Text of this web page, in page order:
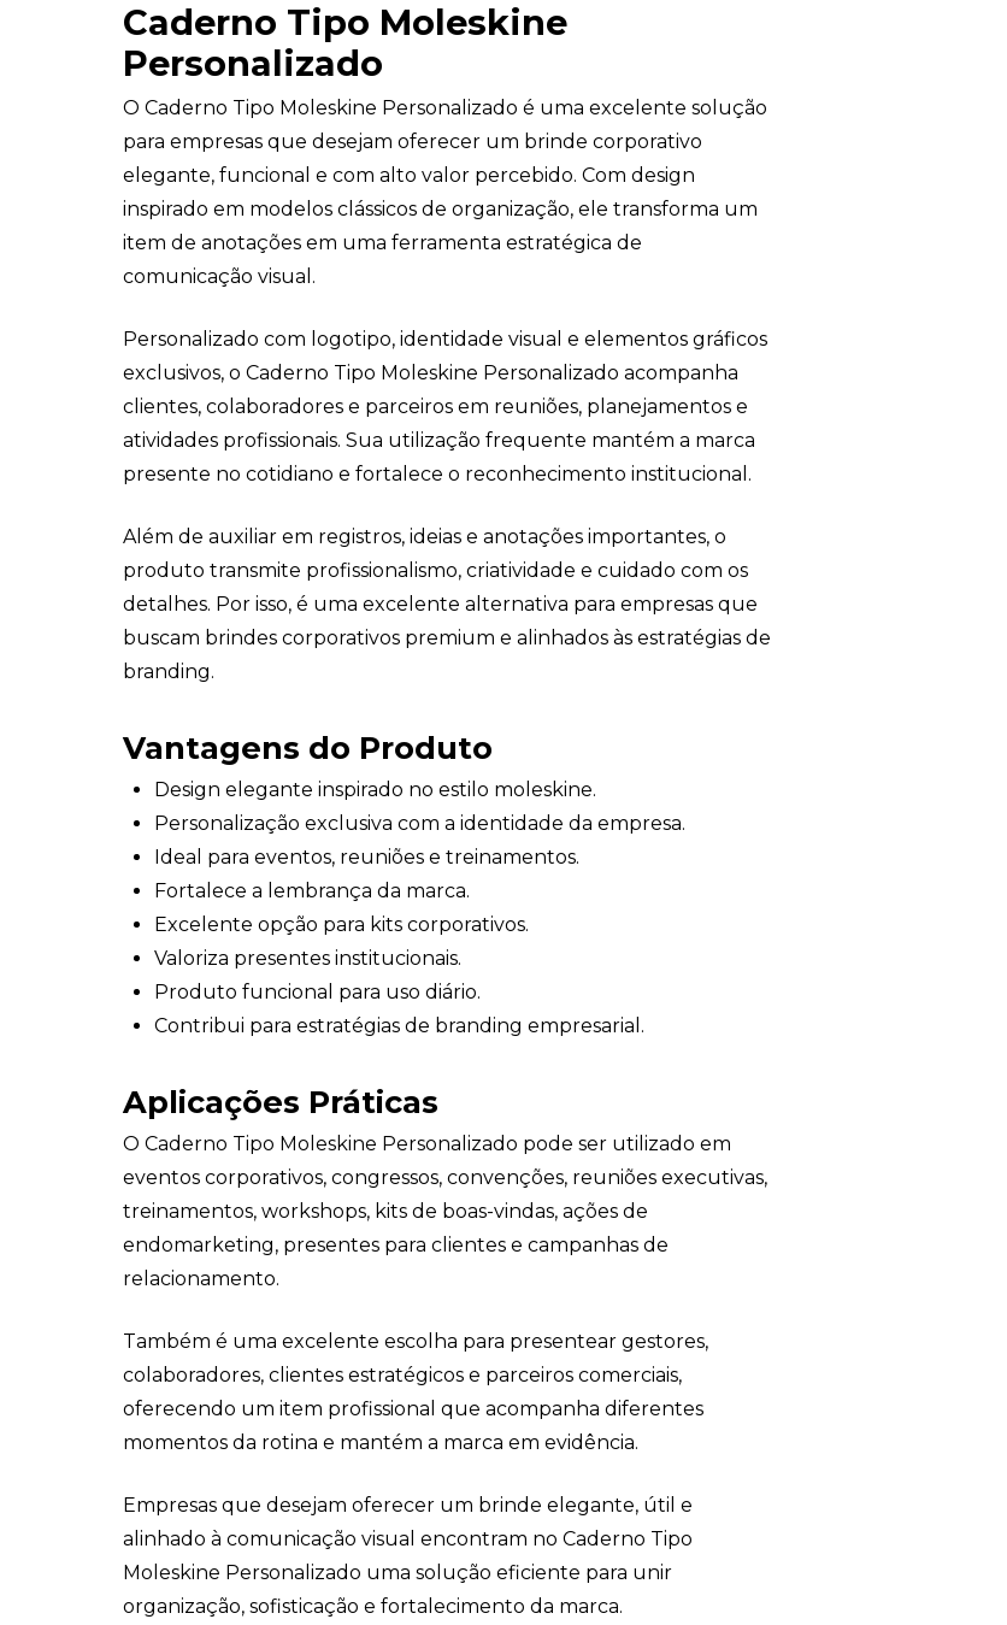
Caderno Tipo Moleskine
Personalizado
O Caderno Tipo Moleskine Personalizado é uma excelente solução
para empresas que desejam oferecer um brinde corporativo
elegante, funcional e com alto valor percebido. Com design
inspirado em modelos clássicos de organização, ele transforma um
item de anotações em uma ferramenta estratégica de
comunicação visual.
Personalizado com logotipo, identidade visual e elementos gráficos
exclusivos, o Caderno Tipo Moleskine Personalizado acompanha
clientes, colaboradores e parceiros em reuniões, planejamentos e
atividades profissionais. Sua utilização frequente mantém a marca
presente no cotidiano e fortalece o reconhecimento institucional.
Além de auxiliar em registros, ideias e anotações importantes, o
produto transmite profissionalismo, criatividade e cuidado com os
detalhes. Por isso, é uma excelente alternativa para empresas que
buscam brindes corporativos premium e alinhados às estratégias de
branding.
Vantagens do Produto
Design elegante inspirado no estilo moleskine.
Personalização exclusiva com a identidade da empresa.
Ideal para eventos, reuniões e treinamentos.
Fortalece a lembrança da marca.
Excelente opção para kits corporativos.
Valoriza presentes institucionais.
Produto funcional para uso diário.
Contribui para estratégias de branding empresarial.
Aplicações Práticas
O Caderno Tipo Moleskine Personalizado pode ser utilizado em
eventos corporativos, congressos, convenções, reuniões executivas,
treinamentos, workshops, kits de boas-vindas, ações de
endomarketing, presentes para clientes e campanhas de
relacionamento.
Também é uma excelente escolha para presentear gestores,
colaboradores, clientes estratégicos e parceiros comerciais,
oferecendo um item profissional que acompanha diferentes
momentos da rotina e mantém a marca em evidência.
Empresas que desejam oferecer um brinde elegante, útil e
alinhado à comunicação visual encontram no Caderno Tipo
Moleskine Personalizado uma solução eficiente para unir
organização, sofisticação e fortalecimento da marca.
+55
Eu concordo em receber comunicações.
A nossa empresa está comprometida a proteger e respeitar sua